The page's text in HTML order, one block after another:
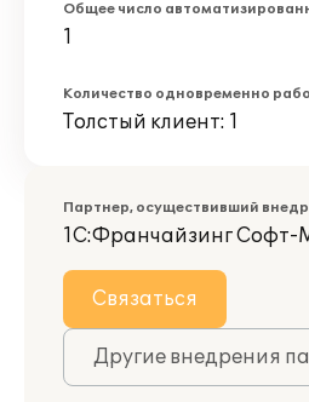
Общее число
1
Количество одновременно
Толстый клиент: 1
Партнер, осуществивший
1С:Франчайзинг Софт-
Связаться
Другие внедрения